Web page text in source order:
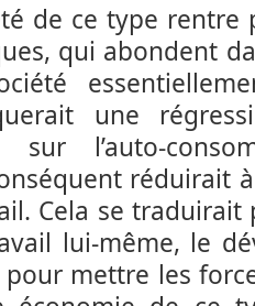
de ce type rentre
qui abondent
une
sur l’auto-
réduirait
Cela se traduirait
lui-même, le
mettre les